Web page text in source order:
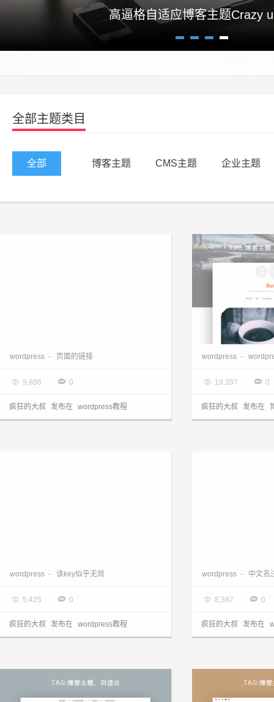
高逼格自适应博客主题Crazy
全部主题类目
全部 博客主题 CMS主题 企业主题
如何获取 WordPress 各类页面的链接
wordpress - 页面的链接
 9,886  0
疯狂的大叔 发布在 wordpress教程
wordpress -
 19,397  0
疯狂的大叔 发布在
wordpress - 该key似乎无效
 5,425  0
疯狂的大叔 发布在 wordpress教程
wordpress注册
wordpress - 中文名
 8,387  0
疯狂的大叔 发布在